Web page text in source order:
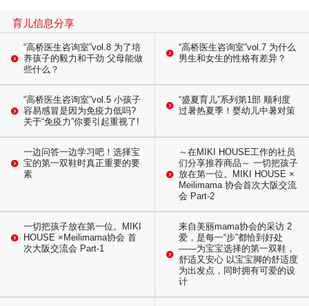
育儿信息分享
“高桥医生咨询室”vol.8 为了培
养孩子的毅力和干劲 父母能做
些什么？
“高桥医生咨询室”vol.7 为什么
男生和女生的性格有差异？
“高桥医生咨询室”vol.5 小孩子
容易感冒是因为免疫力低吗?
关于“免疫力”你要引起重视了!
“盛夏育儿”系列第1部 顺利度
过暑热夏季！婴幼儿中暑对策
一边问答一边学习吧！选择宝
宝的第一双鞋时真正重要的要
素
～在MIKI HOUSE工作的社员
们分享推荐商品～ 一切把孩子
放在第一位。MIKI HOUSE ×
Meilimama 协会首次大阪交流
会 Part-2
一切把孩子放在第一位。MIKI
HOUSE ×Meilimama协会 首
次大阪交流会 Part-1
来自美丽mama协会的采访 2
爱，是每一“步”都恰到好处
——为宝宝选择的第一双鞋，
舒适又安心 以宝宝脚的舒适度
为出发点，同时拥有可爱的设
计